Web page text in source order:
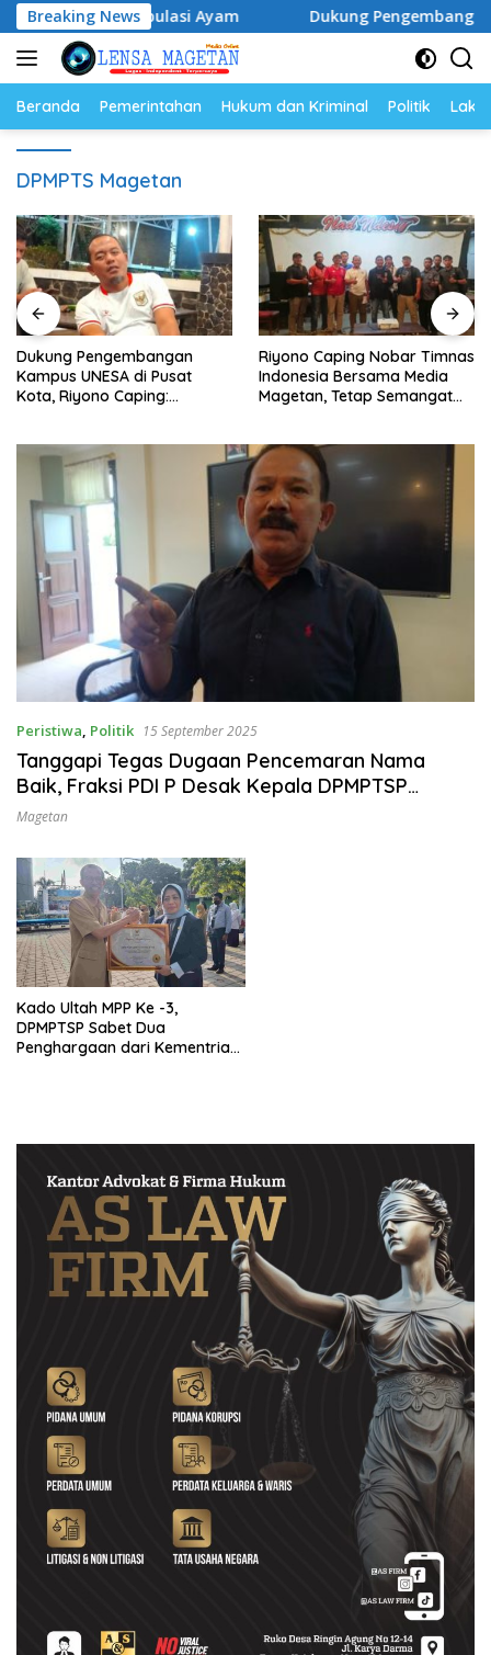
Langsung
ke
konten
Breaking News
dan Populasi Ayam Dukung Pengembangan
Beranda Pemerintahan Hukum dan Kriminal Politik
DPMPTS Magetan
Dukung Pengembangan
Kampus UNESA di Pusat
Kota, Riyono Caping:
Riyono Caping Nobar Timnas
Indonesia Bersama Media
Magetan, Tetap Semangat
Peristiwa, Politik 15 September 2025
Tanggapi Tegas Dugaan Pencemaran Nama
Baik, Fraksi PDI P Desak Kepala DPMPTSP
Dinonaktifkan
Magetan
Kado Ultah MPP Ke -3,
DPMPTSP Sabet Dua
Penghargaan dari Kementrian